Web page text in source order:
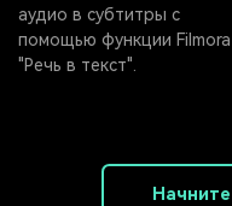
аудио в субтитры с
помощью функции Filmora
"Речь в текст".